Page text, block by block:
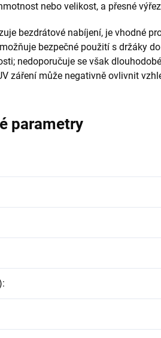
nebo velikost, a přesné
bezdrátové nabíjení, je vhodné
bezpečné použití s držáky
nedoporučuje se však
záření může negativně ovlivnit
parametry
: